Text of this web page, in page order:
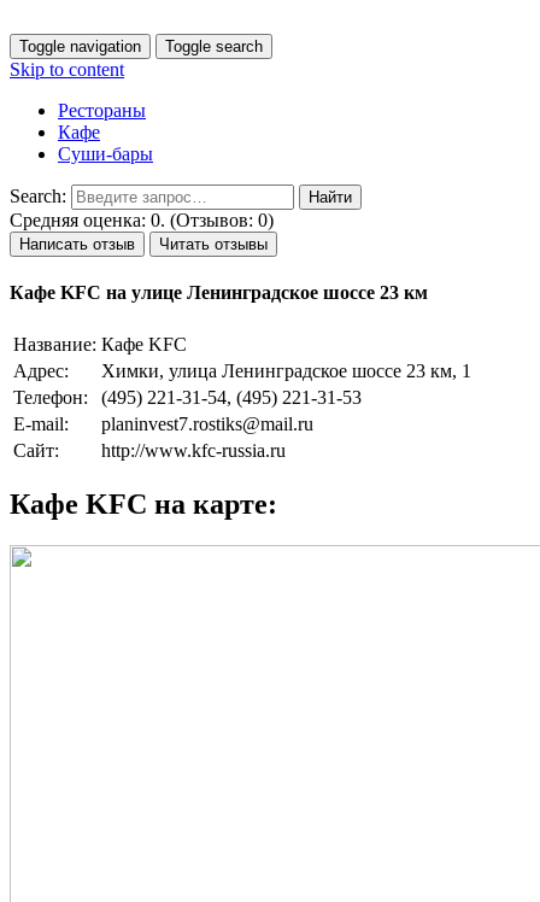
Toggle navigation Toggle search
Skip to content
Рестораны
Кафе
Суши-бары
Search:
Средняя оценка: 0. (Отзывов: 0)
Написать отзыв Читать отзывы
Кафе KFC на улице Ленинградское шоссе 23 км
Название: Кафе KFC
Адрес:
Химки, улица Ленинградское шоссе 23 км, 1
Телефон:
(495) 221-31-54, (495) 221-31-53
E-mail:
planinvest7.rostiks@mail.ru
Сайт:
http://www.kfc-russia.ru
Кафе KFC на карте: